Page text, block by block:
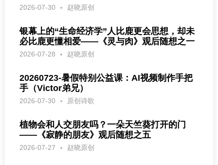
2026-07-30 赵晓原创
银幕上的“生命经济学”人比鹿更会思想，却未
必比鹿更懂相爱——《灵与肉》观后随想之一
2026-07-28 赵晓原创
20260723-暑假特别公益课：AI视频制作手把
手（Victor弟兄）
2026-07-30 原创诗歌
植物会和人交朋友吗？一朵天竺葵打开的门
——《寂静的朋友》观后随想之五
2026-07-27 赵晓原创